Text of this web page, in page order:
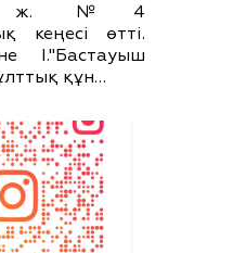
ж. №4
кеңесі өтті.
І."Бастауыш
құн…